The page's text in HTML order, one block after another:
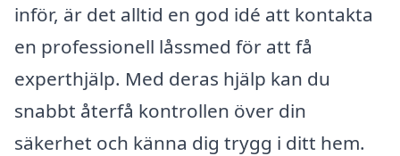
inför, är det alltid en god idé att kontakta
en professionell låssmed för att få
experthjälp. Med deras hjälp kan du
snabbt återfå kontrollen över din
säkerhet och känna dig trygg i ditt hem.